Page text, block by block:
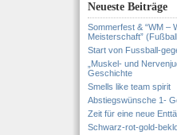
Neueste Beiträge
Sommerfest & “WM –
Meisterschaft”
Start von Fussball-
„Muskel- und
Geschichte
Smells like team spirit
Abstiegswünsche 1-
Zeit für eine neue
Schwarz-rot-gold-